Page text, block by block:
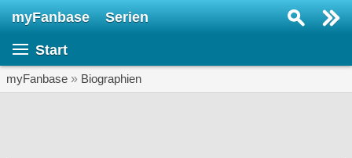
myFanbase Serien
Start
myFanbase » Biographien